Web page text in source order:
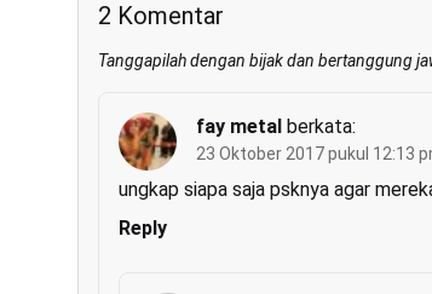
2 Komentar
Tanggapilah dengan bijak dan bertanggung
fay metal berkata:
23 Oktober 2017 pukul 12:13
ungkap siapa saja psknya agar
Reply